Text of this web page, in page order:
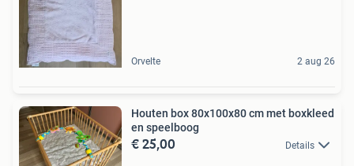
Orvelte 2 aug 26
Houten box 80x100x80 cm met boxkleed
en speelboog
€ 25,00 Details